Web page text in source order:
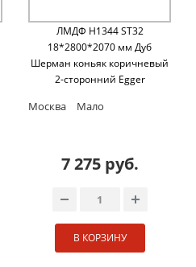
ЛМДФ H1344 ST32
18*2800*2070 мм Дуб
Шерман коньяк коричневый
2-сторонний Egger
Москва Мало
7 275 руб.
В КОРЗИНУ